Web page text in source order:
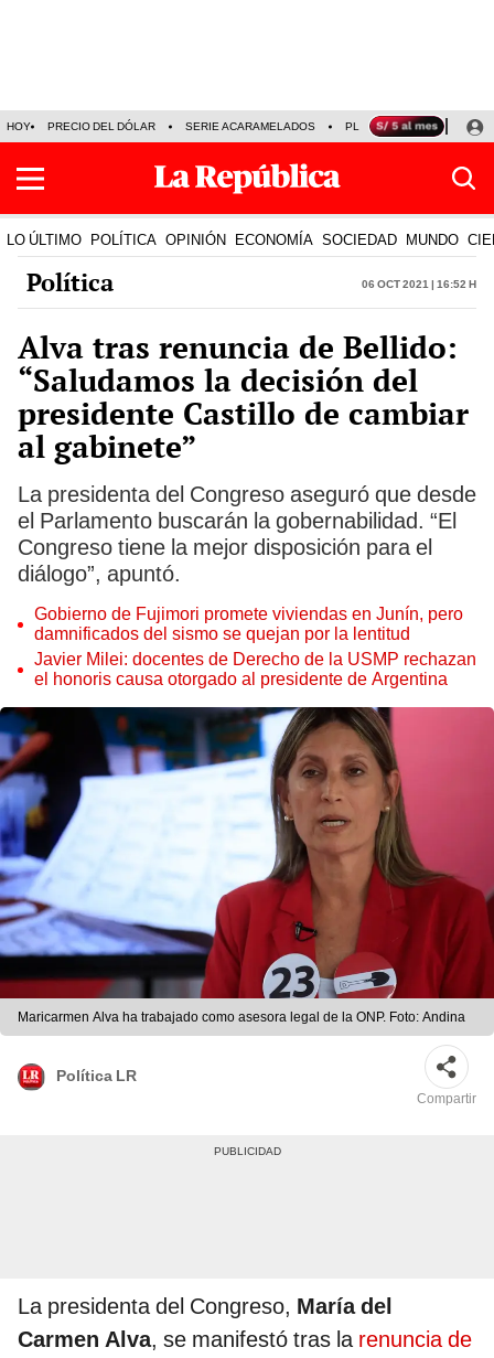
HOY PRECIO DEL DÓLAR SERIE ACARAMELADOS PLAZA VEA
LO ÚLTIMO POLÍTICA OPINIÓN ECONOMÍA SOCIEDAD MUNDO
Política 06 Oct 2021 | 16:52 h
Alva tras renuncia de Bellido:
“Saludamos la decisión del
presidente Castillo de cambiar
al gabinete”
La presidenta del Congreso aseguró que desde
el Parlamento buscarán la gobernabilidad. “El
Congreso tiene la mejor disposición para el
diálogo”, apuntó.
Gobierno de Fujimori promete viviendas en Junín, pero
damnificados del sismo se quejan por la lentitud
Javier Milei: docentes de Derecho de la USMP rechazan
el honoris causa otorgado al presidente de Argentina
Maricarmen Alva ha trabajado como asesora legal de la ONP. Foto: Andina
Política LR
Compartir
La presidenta del Congreso, María del
Carmen Alva, se manifestó tras larenuncia de